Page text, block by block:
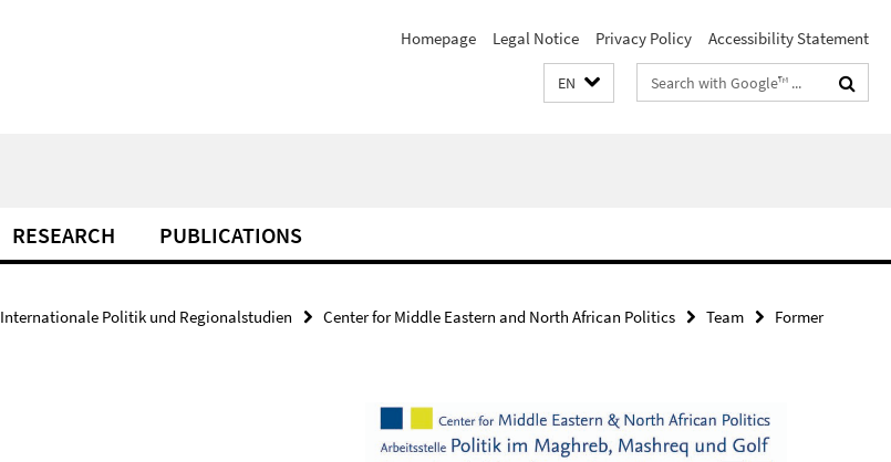
Homepage Legal Notice Privacy Policy Accessibility Statement
EN
Search
terms
RESEARCH PUBLICATIONS
Internationale Politik und Regionalstudien Center for Middle Eastern and North African Politics Team
Former